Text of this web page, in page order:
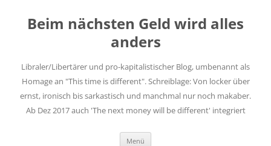
springen
Beim nächsten Geld wird alles
anders
Libraler/Libertärer und pro-kapitalistischer Blog, umbenannt als
Homage an "This time is different". Schreiblage: Von locker über
ernst, ironisch bis sarkastisch und manchmal nur noch makaber.
Ab Dez 2017 auch 'The next money will be different' integriert
Menü